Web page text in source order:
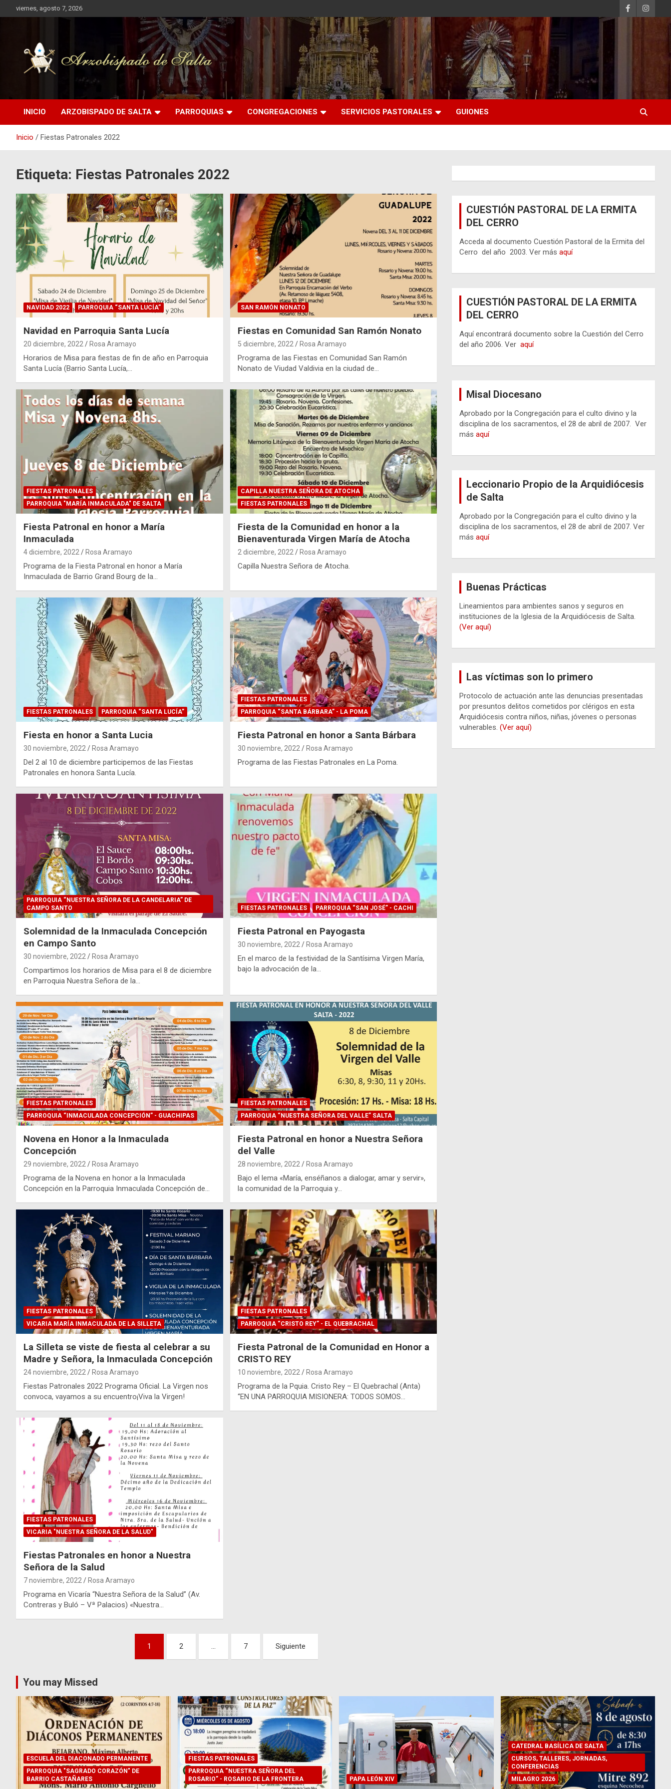
al
viernes, agosto 7, 2026
Arzobispado de Salta
INICIO ARZOBISPADO DE SALTA PARROQUIAS CONGREGACIONES SERVICIOS PASTORALES GUIONES
Inicio Fiestas Patronales 2022
Etiqueta: Fiestas Patronales 2022
NAVIDAD 2022 PARROQUIA “SANTA LUCÍA”
Navidad en Parroquia Santa Lucía
20 diciembre, 2022 Rosa Aramayo
Horarios de Misa para fiestas de fin de año en Parroquia
Santa Lucía (Barrio Santa Lucía,…
SAN RAMÓN NONATO
Fiestas en Comunidad San Ramón Nonato
5 diciembre, 2022 Rosa Aramayo
Programa de las Fiestas en Comunidad San Ramón
Nonato de Viudad Valdivia en la ciudad de…
FIESTAS PATRONALES
PARROQUIA "MARÍA INMACULADA" DE SALTA
Fiesta Patronal en honor a María
Inmaculada
4 diciembre, 2022 Rosa Aramayo
Programa de la Fiesta Patronal en honor a María
Inmaculada de Barrio Grand Bourg de la…
CAPILLA NUESTRA SEÑORA DE ATOCHA
FIESTAS PATRONALES
Fiesta de la Comunidad en honor a la
Bienaventurada Virgen María de Atocha
2 diciembre, 2022 Rosa Aramayo
Capilla Nuestra Señora de Atocha.
FIESTAS PATRONALES PARROQUIA “SANTA LUCÍA”
Fiesta en honor a Santa Lucia
30 noviembre, 2022 Rosa Aramayo
Del 2 al 10 de diciembre participemos de las Fiestas
Patronales en honora Santa Lucía.
FIESTAS PATRONALES
PARROQUIA “SANTA BÁRBARA” - LA POMA
Fiesta Patronal en honor a Santa Bárbara
30 noviembre, 2022 Rosa Aramayo
Programa de las Fiestas Patronales en La Poma.
PARROQUIA “NUESTRA SEÑORA DE LA CANDELARIA” DE
CAMPO SANTO
Solemnidad de la Inmaculada Concepción
en Campo Santo
30 noviembre, 2022 Rosa Aramayo
Compartimos los horarios de Misa para el 8 de diciembre
en Parroquia Nuestra Señora de la…
FIESTAS PATRONALES PARROQUIA “SAN JOSÉ” - CACHI
Fiesta Patronal en Payogasta
30 noviembre, 2022 Rosa Aramayo
En el marco de la festividad de la Santísima Virgen María,
bajo la advocación de la…
FIESTAS PATRONALES
PARROQUIA “INMACULADA CONCEPCIÓN” - GUACHIPAS
Novena en Honor a la Inmaculada
Concepción
29 noviembre, 2022 Rosa Aramayo
Programa de la Novena en honor a la Inmaculada
Concepción en la Parroquia Inmaculada Concepción de…
FIESTAS PATRONALES
PARROQUIA “NUESTRA SEÑORA DEL VALLE” SALTA
Fiesta Patronal en honor a Nuestra Señora
del Valle
28 noviembre, 2022 Rosa Aramayo
Bajo el lema «María, enséñanos a dialogar, amar y servir»,
la comunidad de la Parroquia y…
FIESTAS PATRONALES
VICARIA MARÍA INMACULADA DE LA SILLETA
La Silleta se viste de fiesta al celebrar a su
Madre y Señora, la Inmaculada Concepción
24 noviembre, 2022 Rosa Aramayo
Fiestas Patronales 2022 Programa Oficial. La Virgen nos
convoca, vayamos a su encuentro¡Viva la Virgen!
FIESTAS PATRONALES
PARROQUIA “CRISTO REY” - EL QUEBRACHAL
Fiesta Patronal de la Comunidad en Honor a
CRISTO REY
10 noviembre, 2022 Rosa Aramayo
Programa de la Pquia. Cristo Rey – El Quebrachal (Anta)
“EN UNA PARROQUIA MISIONERA: TODOS SOMOS…
FIESTAS PATRONALES
VICARIA "NUESTRA SEÑORA DE LA SALUD"
Fiestas Patronales en honor a Nuestra
Señora de la Salud
7 noviembre, 2022 Rosa Aramayo
Programa en Vicaría “Nuestra Señora de la Salud” (Av.
Contreras y Buló – Vª Palacios) «Nuestra…
entradas
1 2 … 7 Siguiente
CUESTIÓN PASTORAL DE LA ERMITA
DEL CERRO
Acceda al documento Cuestión Pastoral de la Ermita del
Cerro del año 2003. Ver másaquí
CUESTIÓN PASTORAL DE LA ERMITA
DEL CERRO
Aquí encontrará documento sobre la Cuestión del Cerro
del año 2006. Veraquí
Misal Diocesano
Aprobado por la Congregación para el culto divino y la
disciplina de los sacramentos, el 28 de abril de 2007. Ver
másaquí
Leccionario Propio de la Arquidiócesis
de Salta
Aprobado por la Congregación para el culto divino y la
disciplina de los sacramentos, el 28 de abril de 2007. Ver
másaquí
Buenas Prácticas
Lineamientos para ambientes sanos y seguros en
instituciones de la Iglesia de la Arquidiócesis de Salta.
(Ver aquí)
Las víctimas son lo primero
Protocolo de actuación ante las denuncias presentadas
por presuntos delitos cometidos por clérigos en esta
Arquidiócesis contra niños, niñas, jóvenes o personas
vulnerables.(Ver aquí)
You may Missed
ESCUELA DEL DIACONADO PERMANENTE
PARROQUIA "SAGRADO CORAZÓN" DE
BARRIO CASTAÑARES
FIESTAS PATRONALES
PARROQUIA “NUESTRA SEÑORA DEL
ROSARIO” - ROSARIO DE LA FRONTERA
PAPA LEÓN XIV
CATEDRAL BASÍLICA DE SALTA
CURSOS, TALLERES, JORNADAS,
CONFERENCIAS
MILAGRO 2026